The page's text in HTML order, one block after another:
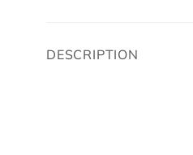
DESCRIPTION